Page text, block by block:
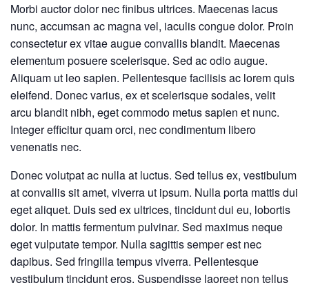
Morbi auctor dolor nec finibus ultrices. Maecenas lacus
nunc, accumsan ac magna vel, iaculis congue dolor. Proin
consectetur ex vitae augue convallis blandit. Maecenas
elementum posuere scelerisque. Sed ac odio augue.
Aliquam ut leo sapien. Pellentesque facilisis ac lorem quis
eleifend. Donec varius, ex et scelerisque sodales, velit
arcu blandit nibh, eget commodo metus sapien et nunc.
Integer efficitur quam orci, nec condimentum libero
venenatis nec.
Donec volutpat ac nulla at luctus. Sed tellus ex, vestibulum
at convallis sit amet, viverra ut ipsum. Nulla porta mattis dui
eget aliquet. Duis sed ex ultrices, tincidunt dui eu, lobortis
dolor. In mattis fermentum pulvinar. Sed maximus neque
eget vulputate tempor. Nulla sagittis semper est nec
dapibus. Sed fringilla tempus viverra. Pellentesque
vestibulum tincidunt eros. Suspendisse laoreet non tellus